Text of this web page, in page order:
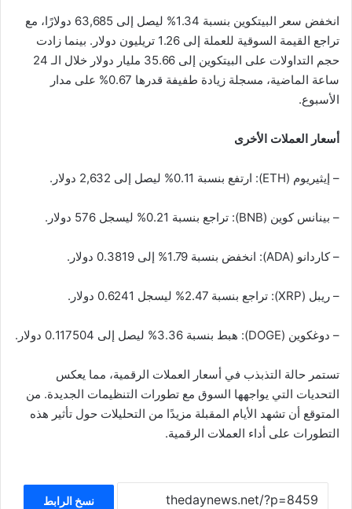
انخفض سعر البيتكوين بنسبة 1.34% ليصل إلى 63,685 دولارًا، مع
تراجع القيمة السوقية للعملة إلى 1.26 تريليون دولار. بينما زادت
حجم التداولات على البيتكوين إلى 35.66 مليار دولار خلال الـ 24
ساعة الماضية، مسجلة زيادة طفيفة قدرها 0.67% على مدار
الأسبوع.
أسعار العملات الأخرى
– إيثيريوم (ETH): ارتفع بنسبة 0.11% ليصل إلى 2,632 دولار.
– بينانس كوين (BNB): تراجع بنسبة 0.21% ليسجل 576 دولار.
– كاردانو (ADA): انخفض بنسبة 1.79% إلى 0.3819 دولار.
– ريبل (XRP): تراجع بنسبة 2.47% ليسجل 0.6241 دولار.
– دوغكوين (DOGE): هبط بنسبة 3.36% ليصل إلى 0.117504 دولار.
تستمر حالة التذبذب في أسعار العملات الرقمية، مما يعكس
التحديات التي يواجهها السوق مع تطورات التنظيمات الجديدة. من
المتوقع أن تشهد الأيام المقبلة مزيدًا من التحليلات حول تأثير هذه
التطورات على أداء العملات الرقمية.
نسخ الرابط